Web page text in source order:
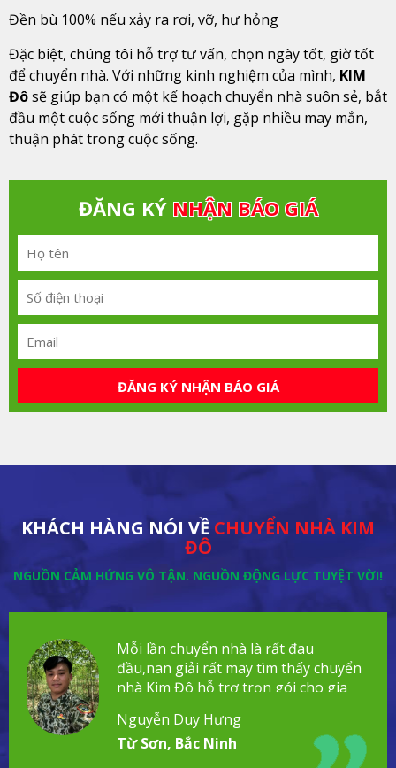
Đền bù 100% nếu xảy ra rơi, vỡ, hư hỏng
Đặc biệt, chúng tôi hỗ trợ tư vấn, chọn ngày tốt, giờ tốt
để chuyển nhà. Với những kinh nghiệm của mình, KIM
Đôsẽ giúp bạn có một kế hoạch chuyển nhà suôn sẻ, bắt
đầu một cuộc sống mới thuận lợi, gặp nhiều may mắn,
thuận phát trong cuộc sống.
ĐĂNG KÝ NHẬN BÁO GIÁ
ĐĂNG KÝ NHẬN BÁO GIÁ
KHÁCH HÀNG NÓI VỀ CHUYỂN NHÀ KIM
ĐÔ
NGUỒN CẢM HỨNG VÔ TẬN. NGUỒN ĐỘNG LỰC TUYỆT VỜI!
Mỗi lần chuyển nhà là rất đau
đầu,nan giải rất may tìm thấy chuyển
nhà Kim Đô hỗ trợ trọn gói cho gia
Nguyễn Duy Hưng
Từ Sơn, Bắc Ninh